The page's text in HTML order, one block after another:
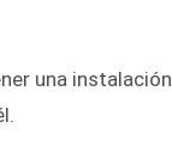
una